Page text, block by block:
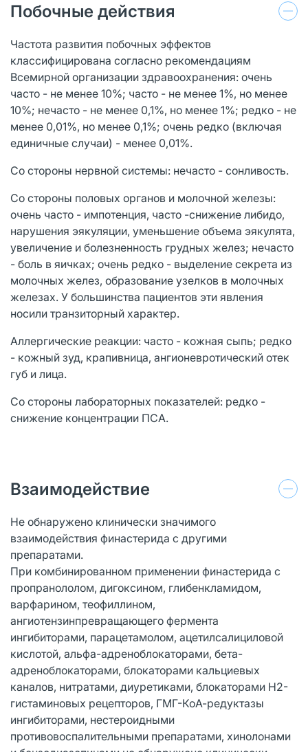
Побочные действия
Частота развития побочных эффектов
классифицирована согласно рекомендациям
Всемирной организации здравоохранения: очень
часто - не менее 10%; часто - не менее 1%, но менее
10%; нечасто - не менее 0,1%, но менее 1%; редко - не
менее 0,01%, но менее 0,1%; очень редко (включая
единичные случаи) - менее 0,01%.
Со стороны нервной системы: нечасто - сонливость.
Со стороны половых органов и молочной железы:
очень часто - импотенция, часто -снижение либидо,
нарушения эякуляции, уменьшение объема эякулята,
увеличение и болезненность грудных желез; нечасто
- боль в яичках; очень редко - выделение секрета из
молочных желез, образование узелков в молочных
железах. У большинства пациентов эти явления
носили транзиторный характер.
Аллергические реакции: часто - кожная сыпь; редко
- кожный зуд, крапивница, ангионевротический отек
губ и лица.
Со стороны лабораторных показателей: редко -
снижение концентрации ПСА.
Взаимодействие
Не обнаружено клинически значимого
взаимодействия финастерида с другими
препаратами.
При комбинированном применении финастерида с
пропранололом, дигоксином, глибенкламидом,
варфарином, теофиллином,
ангиотензинпревращающего фермента
ингибиторами, парацетамолом, ацетилсалициловой
кислотой, альфа-адреноблокаторами, бета-
адреноблокаторами, блокаторами кальциевых
каналов, нитратами, диуретиками, блокаторами Н2-
гистаминовых рецепторов, ГМГ-КоА-редуктазы
ингибиторами, нестероидными
противовоспалительными препаратами, хинолонами